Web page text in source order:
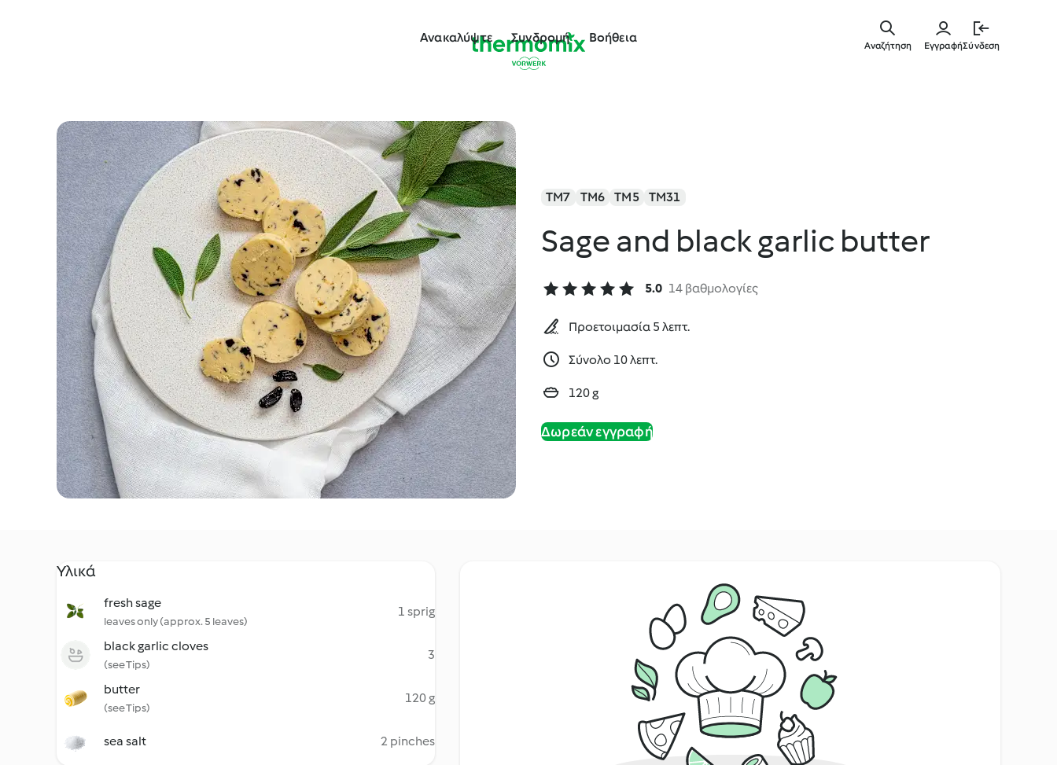
Ανακαλύψτε Συνδρομή Βοήθεια
ΕγγραφήΣύνδεση
Αναζήτηση
TM7 TM6 TM5 TM31
Sage and black garlic butter
5.0 14 βαθμολογίες
Προετοιμασία 5 λεπτ.
Σύνολο 10 λεπτ.
120 g
Δωρεάν εγγραφή
Υλικά
fresh sage
leaves only (approx. 5 leaves)
1 sprig
black garlic cloves
(see Tips)
3
butter
(see Tips)
120 g
sea salt 2 pinches